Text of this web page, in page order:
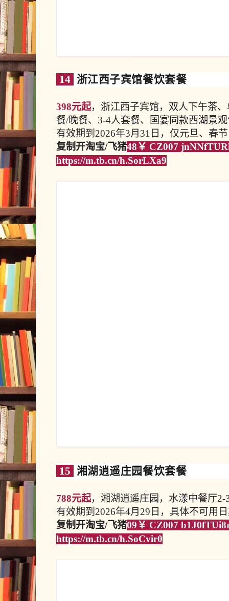
14 浙江西子宾馆餐饮套餐
398元起，浙江西子宾馆，双人下午茶
餐/晚餐、3-4人套餐、国宴同款西湖景
有效期到2026年3月31日，仅元旦、春
复制开淘宝/飞猪48￥ CZ007
https://m.tb.cn/h.SorLXa9
15 湘湖逍遥庄园餐饮套餐
788元起，湘湖逍遥庄园，水漾中餐厅2-
有效期到2026年4月29日，具体不可用
复制开淘宝/飞猪09￥ CZ007
https://m.tb.cn/h.SoCvir0